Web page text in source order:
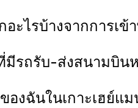
ะไรบ้างจากการเข้
มีรถรับ-ส่งสนามบิน
งฉันในเกาะเฮย์แ